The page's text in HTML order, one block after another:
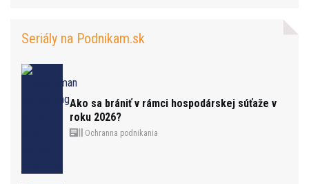
Seriály na Podnikam.sk
Ako sa brániť v rámci hospodárskej súťaže v
roku 2026?
Ochranna podnikania